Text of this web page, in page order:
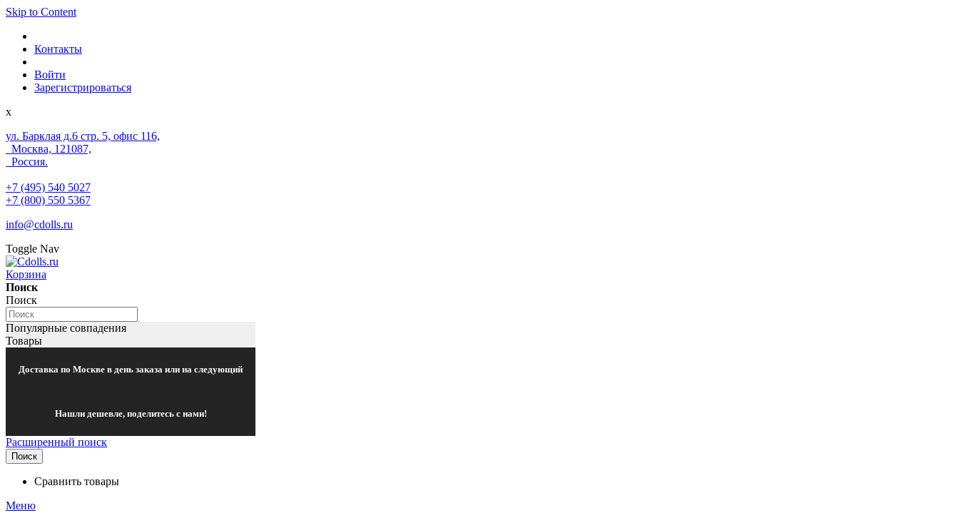
Skip to Content
Контакты
Войти
Зарегистрироваться
x
ул. Барклая д.6 стр. 5, офис 116,
Москва, 121087,
Россия.
+7 (495) 540 5027
+7 (800) 550 5367
info@cdolls.ru
Toggle Nav
Корзина
Поиск
Поиск
Популярные совпадения
Товары
Доставка по Москве в день заказа или на следующий
Нашли дешевле, поделитесь с нами!
Расширенный поиск
Поиск
Сравнить товары
Меню